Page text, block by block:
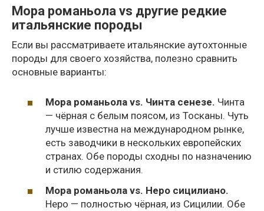
Мора романьола vs другие редкие
итальянские породы
Если вы рассматриваете итальянские аутохтонные
породы для своего хозяйства, полезно сравнить
основные варианты:
Мора романьола vs. Чинта сенезе. Чинта
— чёрная с белым поясом, из Тосканы. Чуть
лучше известна на международном рынке,
есть заводчики в нескольких европейских
странах. Обе породы сходны по назначению
и стилю содержания.
Мора романьола vs. Неро сицилиано.
Неро — полностью чёрная, из Сицилии. Обе